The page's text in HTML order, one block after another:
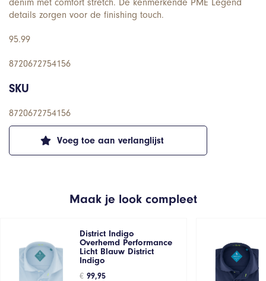
Voeg toe aan verlanglijst
denim met comfort stretch. De kenmerkende PME Legend
details zorgen voor de finishing touch.
95.99
8720672754156
SKU
8720672754156
Maak je look compleet
District Indigo
Overhemd Performance
Licht Blauw District
Indigo
€ 99,95